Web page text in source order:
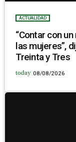
ACTUALIDAD
“Contar con
las mujeres”,
Treinta y Tres
today 08/08/2026